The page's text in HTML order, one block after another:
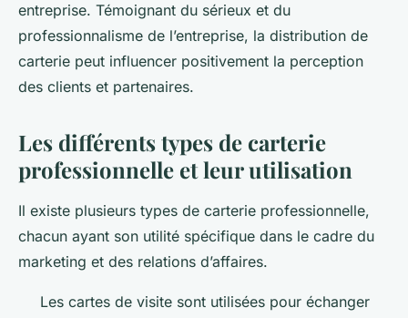
entreprise. Témoignant du sérieux et du
professionnalisme de l’entreprise, la distribution de
carterie peut influencer positivement la perception
des clients et partenaires.
Les différents types de carterie
professionnelle et leur utilisation
Il existe plusieurs types de carterie professionnelle,
chacun ayant son utilité spécifique dans le cadre du
marketing et des relations d’affaires.
Les cartes de visite sont utilisées pour échanger